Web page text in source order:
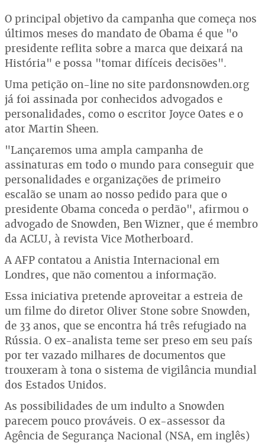
O principal objetivo da campanha que começa nos
últimos meses do mandato de Obama é que "o
presidente reflita sobre a marca que deixará na
História" e possa "tomar difíceis decisões".
Uma petição on-line no site pardonsnowden.org
já foi assinada por conhecidos advogados e
personalidades, como o escritor Joyce Oates e o
ator Martin Sheen.
"Lançaremos uma ampla campanha de
assinaturas em todo o mundo para conseguir que
personalidades e organizações de primeiro
escalão se unam ao nosso pedido para que o
presidente Obama conceda o perdão", afirmou o
advogado de Snowden, Ben Wizner, que é membro
da ACLU, à revista Vice Motherboard.
A AFP contatou a Anistia Internacional em
Londres, que não comentou a informação.
Essa iniciativa pretende aproveitar a estreia de
um filme do diretor Oliver Stone sobre Snowden,
de 33 anos, que se encontra há três refugiado na
Rússia. O ex-analista teme ser preso em seu país
por ter vazado milhares de documentos que
trouxeram à tona o sistema de vigilância mundial
dos Estados Unidos.
As possibilidades de um indulto a Snowden
parecem pouco prováveis. O ex-assessor da
Agência de Segurança Nacional (NSA, em inglês)